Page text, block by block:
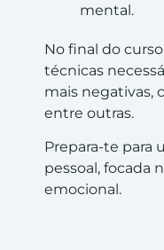
mental​.
No final do
técnicas
mais negativas,
entre outras.
Prepara-te para
pessoal, focada
emocional.